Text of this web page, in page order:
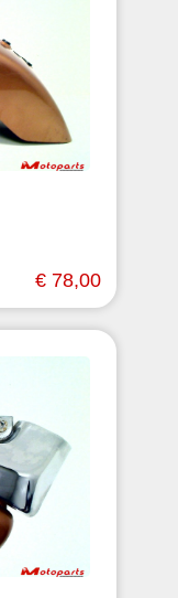
€ 78,00